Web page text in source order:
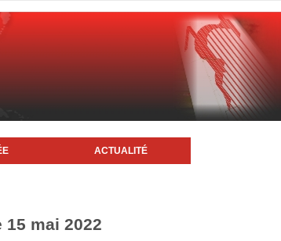
ACTUALITÉ
mai 2022